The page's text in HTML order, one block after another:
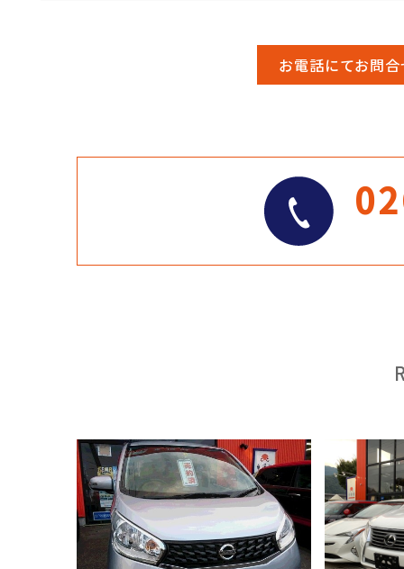
お電話にてお問